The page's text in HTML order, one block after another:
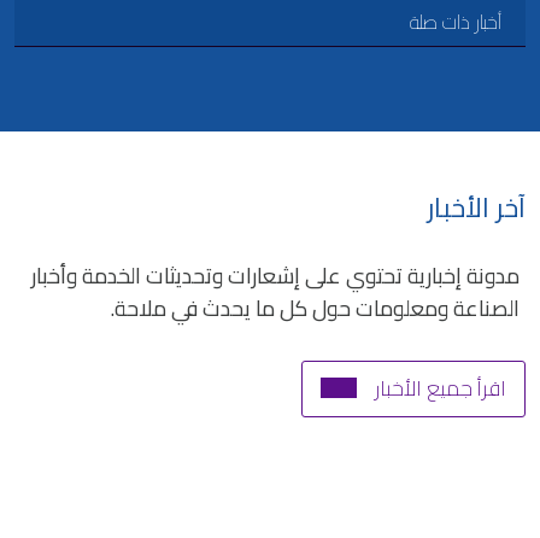
أخبار ذات صلة
آخر الأخبار
مدونة إخبارية تحتوي على إشعارات وتحديثات الخدمة وأخبار
الصناعة ومعلومات حول كل ما يحدث في ملاحة.
اقرأ جميع الأخبار